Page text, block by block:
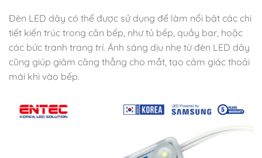
Đèn LED dây có thể được sử dụng để làm nổi bật các chi
tiết kiến trúc trong căn bếp, như tủ bếp, quầy bar, hoặc
các bức tranh trang trí. Ánh sáng dịu nhẹ từ đèn LED dây
cũng giúp giảm căng thẳng cho mắt, tạo cảm giác thoải
mái khi vào bếp.